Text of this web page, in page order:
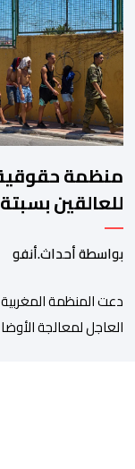
“.وبحسب المعطيات
منظمة حقوقية
للعالقين بسبتة
بواسطة أحداث.أنفو
دعت المنظمة
العاجل لمعالجة